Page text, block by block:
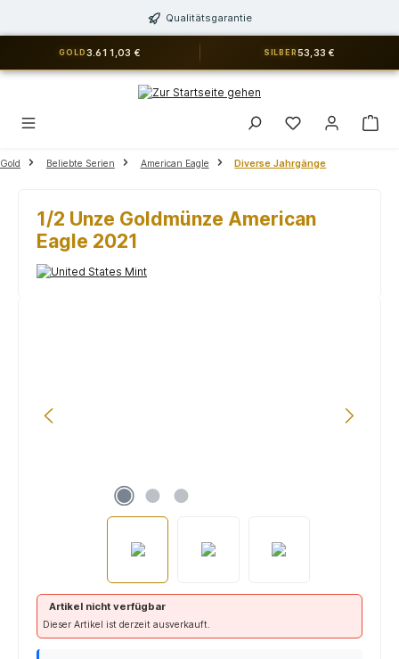
Qualitätsgarantie
GOLD 3.611,03 € SILBER 53,33 €
Du hast 0
Gold Beliebte Serien American Eagle Diverse Jahrgänge
1/2 Unze Goldmünze American
Eagle 2021
Artikel nicht verfügbar
Dieser Artikel ist derzeit ausverkauft.